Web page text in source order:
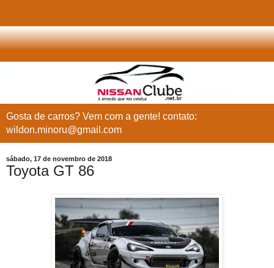
Gosta de carros? Vem com a gente! contato:
wildon.minoru@gmail.com
sábado, 17 de novembro de 2018
Toyota GT 86